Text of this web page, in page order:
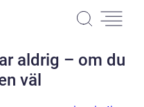
aldrig – om du
väl